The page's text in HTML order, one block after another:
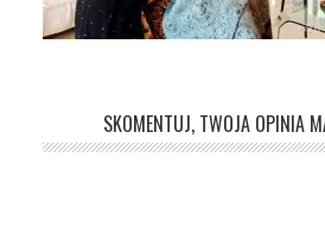
SKOMENTUJ, TWOJA OPINIA